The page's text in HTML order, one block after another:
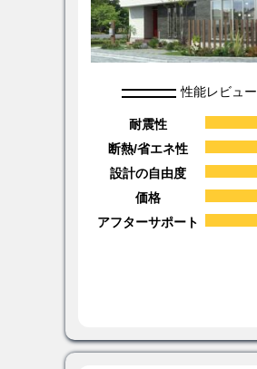
性能レビュー
耐震性
断熱/省エネ性
設計の自由度
価格
アフターサポート